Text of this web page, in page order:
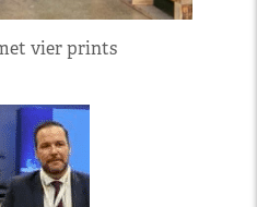
vier prints